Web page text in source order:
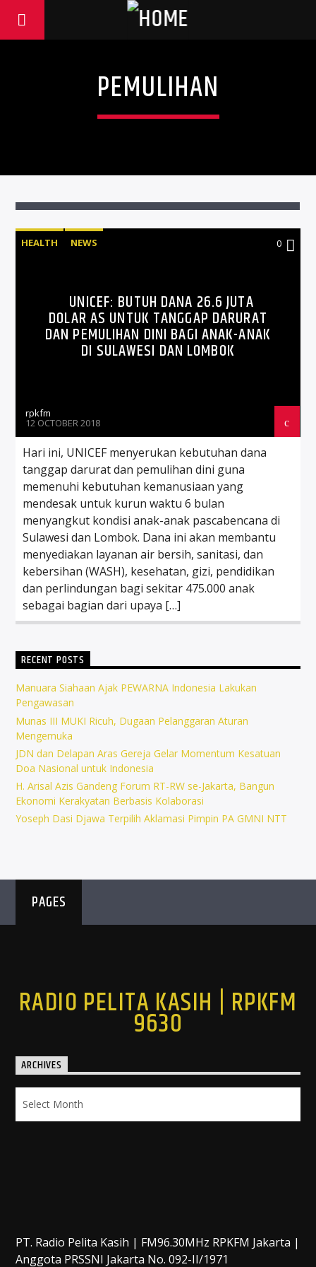
PEMULIHAN
HEALTH NEWS 0
UNICEF: BUTUH DANA 26.6 JUTA
DOLAR AS UNTUK TANGGAP DARURAT
DAN PEMULIHAN DINI BAGI ANAK-ANAK
DI SULAWESI DAN LOMBOK
rpkfm
12 OCTOBER 2018
Hari ini, UNICEF menyerukan kebutuhan dana
tanggap darurat dan pemulihan dini guna
memenuhi kebutuhan kemanusiaan yang
mendesak untuk kurun waktu 6 bulan
menyangkut kondisi anak-anak pascabencana di
Sulawesi dan Lombok. Dana ini akan membantu
menyediakan layanan air bersih, sanitasi, dan
kebersihan (WASH), kesehatan, gizi, pendidikan
dan perlindungan bagi sekitar 475.000 anak
sebagai bagian dari upaya […]
RECENT POSTS
Manuara Siahaan Ajak PEWARNA Indonesia Lakukan
Pengawasan
Munas III MUKI Ricuh, Dugaan Pelanggaran Aturan
Mengemuka
JDN dan Delapan Aras Gereja Gelar Momentum Kesatuan
Doa Nasional untuk Indonesia
H. Arisal Azis Gandeng Forum RT-RW se-Jakarta, Bangun
Ekonomi Kerakyatan Berbasis Kolaborasi
Yoseph Dasi Djawa Terpilih Aklamasi Pimpin PA GMNI NTT
PAGES
RADIO PELITA KASIH | RPKFM
9630
ARCHIVES
PT. Radio Pelita Kasih | FM96.30MHz RPKFM Jakarta |
Anggota PRSSNI Jakarta No. 092-II/1971